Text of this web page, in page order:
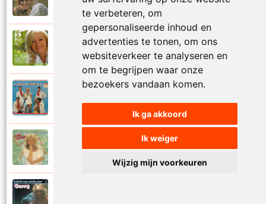
te verbeteren, om
gepersonaliseerde inhoud en
advertenties te tonen, om ons
websiteverkeer te analyseren en
om te begrijpen waar onze
bezoekers vandaan komen.
Ik ga akkoord
Ik weiger
Wijzig mijn voorkeuren
Je moedertje
Corry Konings
Jij bent een zeeman